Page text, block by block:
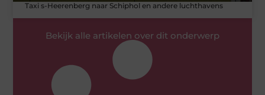
Taxi s-Heerenberg naar Schiphol en andere luchthavens
Bekijk alle artikelen over dit onderwerp